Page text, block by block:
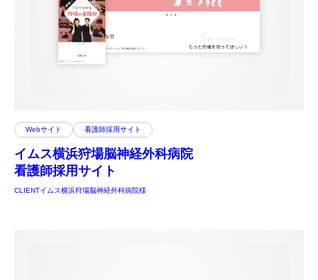
Webサイト 看護師採用サイト
イムス横浜狩場脳神経外科病院
看護師採用サイト
CLIENTイムス横浜狩場脳神経外科病院様